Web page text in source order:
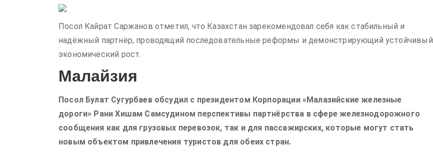
Посол Кайрат Саржанов отметил, что Казахстан зарекомендовал себя как стабильный и
надёжный партнёр, проводящий последовательные реформы и демонстрирующий устойчивый
экономический рост.
Малайзия
Посол Булат Сугурбаев обсудил с президентом Корпорации «Малазийские железные
дороги» Рани Хишам Самсудином перспективы партнёрства в сфере железнодорожного
сообщения как для грузовых перевозок, так и для пассажирских, которые могут стать
новым объектом привлечения туристов для обеих стран.